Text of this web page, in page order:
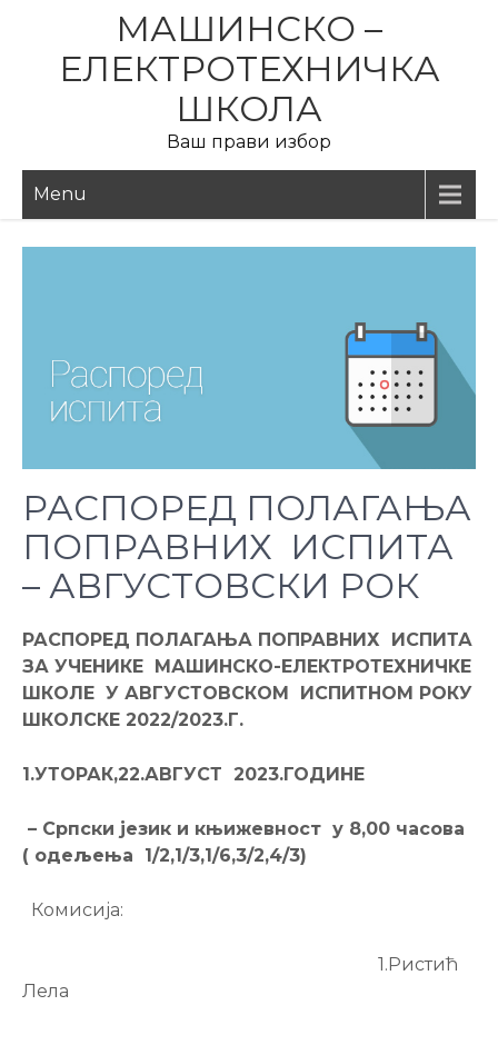
content
МАШИНСКО –
ЕЛЕКТРОТЕХНИЧКА
ШКОЛА
Ваш прави избор
Menu
РАСПОРЕД ПОЛАГАЊА
ПОПРАВНИХ ИСПИТА
– АВГУСТОВСКИ РОК
РАСПОРЕД ПОЛАГАЊА ПОПРАВНИХ ИСПИТА
ЗА УЧЕНИКЕ МАШИНСКО-ЕЛЕКТРОТЕХНИЧКЕ
ШКОЛЕ У АВГУСТОВСКОМ ИСПИТНОМ РОКУ
ШКОЛСКЕ 2022/2023.Г.
1.УТОРАК,22.АВГУСТ 2023.ГОДИНЕ
– Српски језик и књижевност у 8,00 часова
( одељења 1/2,1/3,1/6,3/2,4/3)
Комисија:
1.Ристић
Лела